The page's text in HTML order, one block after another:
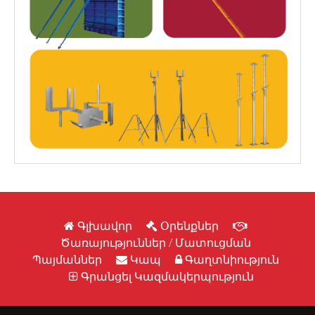
Նրբատախտակ (Ֆաներա),
Կաղապարամածի Նրբատախտակ,
Ալյումինե Արտադրանք, Հավաքովի /
Մոդուլային Բազրիքներ, Ապակյա
Սանդուղքներ, Հավաքովի Ապակե
Միջնորմներ, Ապակե Միջնորմներ, Ալյումինե
Միջնորմներ, Ապակե Տանիքներ
Գլխավոր
Օրենքներ
Ծառայություններ / Մատուցման
Պայմաններ
Կապ
Գաղտնիություն
Գրանցել Կազմակերպություն